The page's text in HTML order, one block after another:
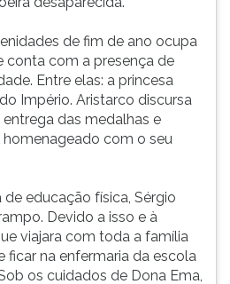
de fim de ano ocupa
conta com a presença de
Entre elas: a princesa
Império. Aristarco discursa
das medalhas e
homenageado com o seu
educação física, Sérgio
Devido a isso e à
viajara com toda a família
ficar na enfermaria da escola
os cuidados de Dona Ema,